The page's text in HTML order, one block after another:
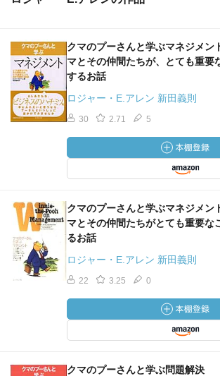
クマのプーさんと学ぶマネジメン
マとその仲間たちが、とても重要
するお話
ロジャー・E.アレン 新田義則
30 2.71 5
クマのプーさんと学ぶマネジメン
マとその仲間たちがとても重要な
るお話
ロジャー・E.アレン 新田義則
22 3.25 0
クマのプーさんと学ぶ問題解決